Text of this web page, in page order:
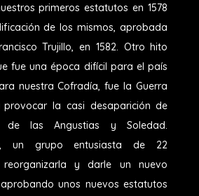
primeros estatutos en 1578
de los mismos, aprobada
Trujillo, en 1582. Otro hito
fue una época difícil para el país
nuestra Cofradía, fue la Guerra
la casi desaparición de
de las Angustias y Soledad.
un grupo entusiasta de 22
y darle un nuevo
unos nuevos estatutos